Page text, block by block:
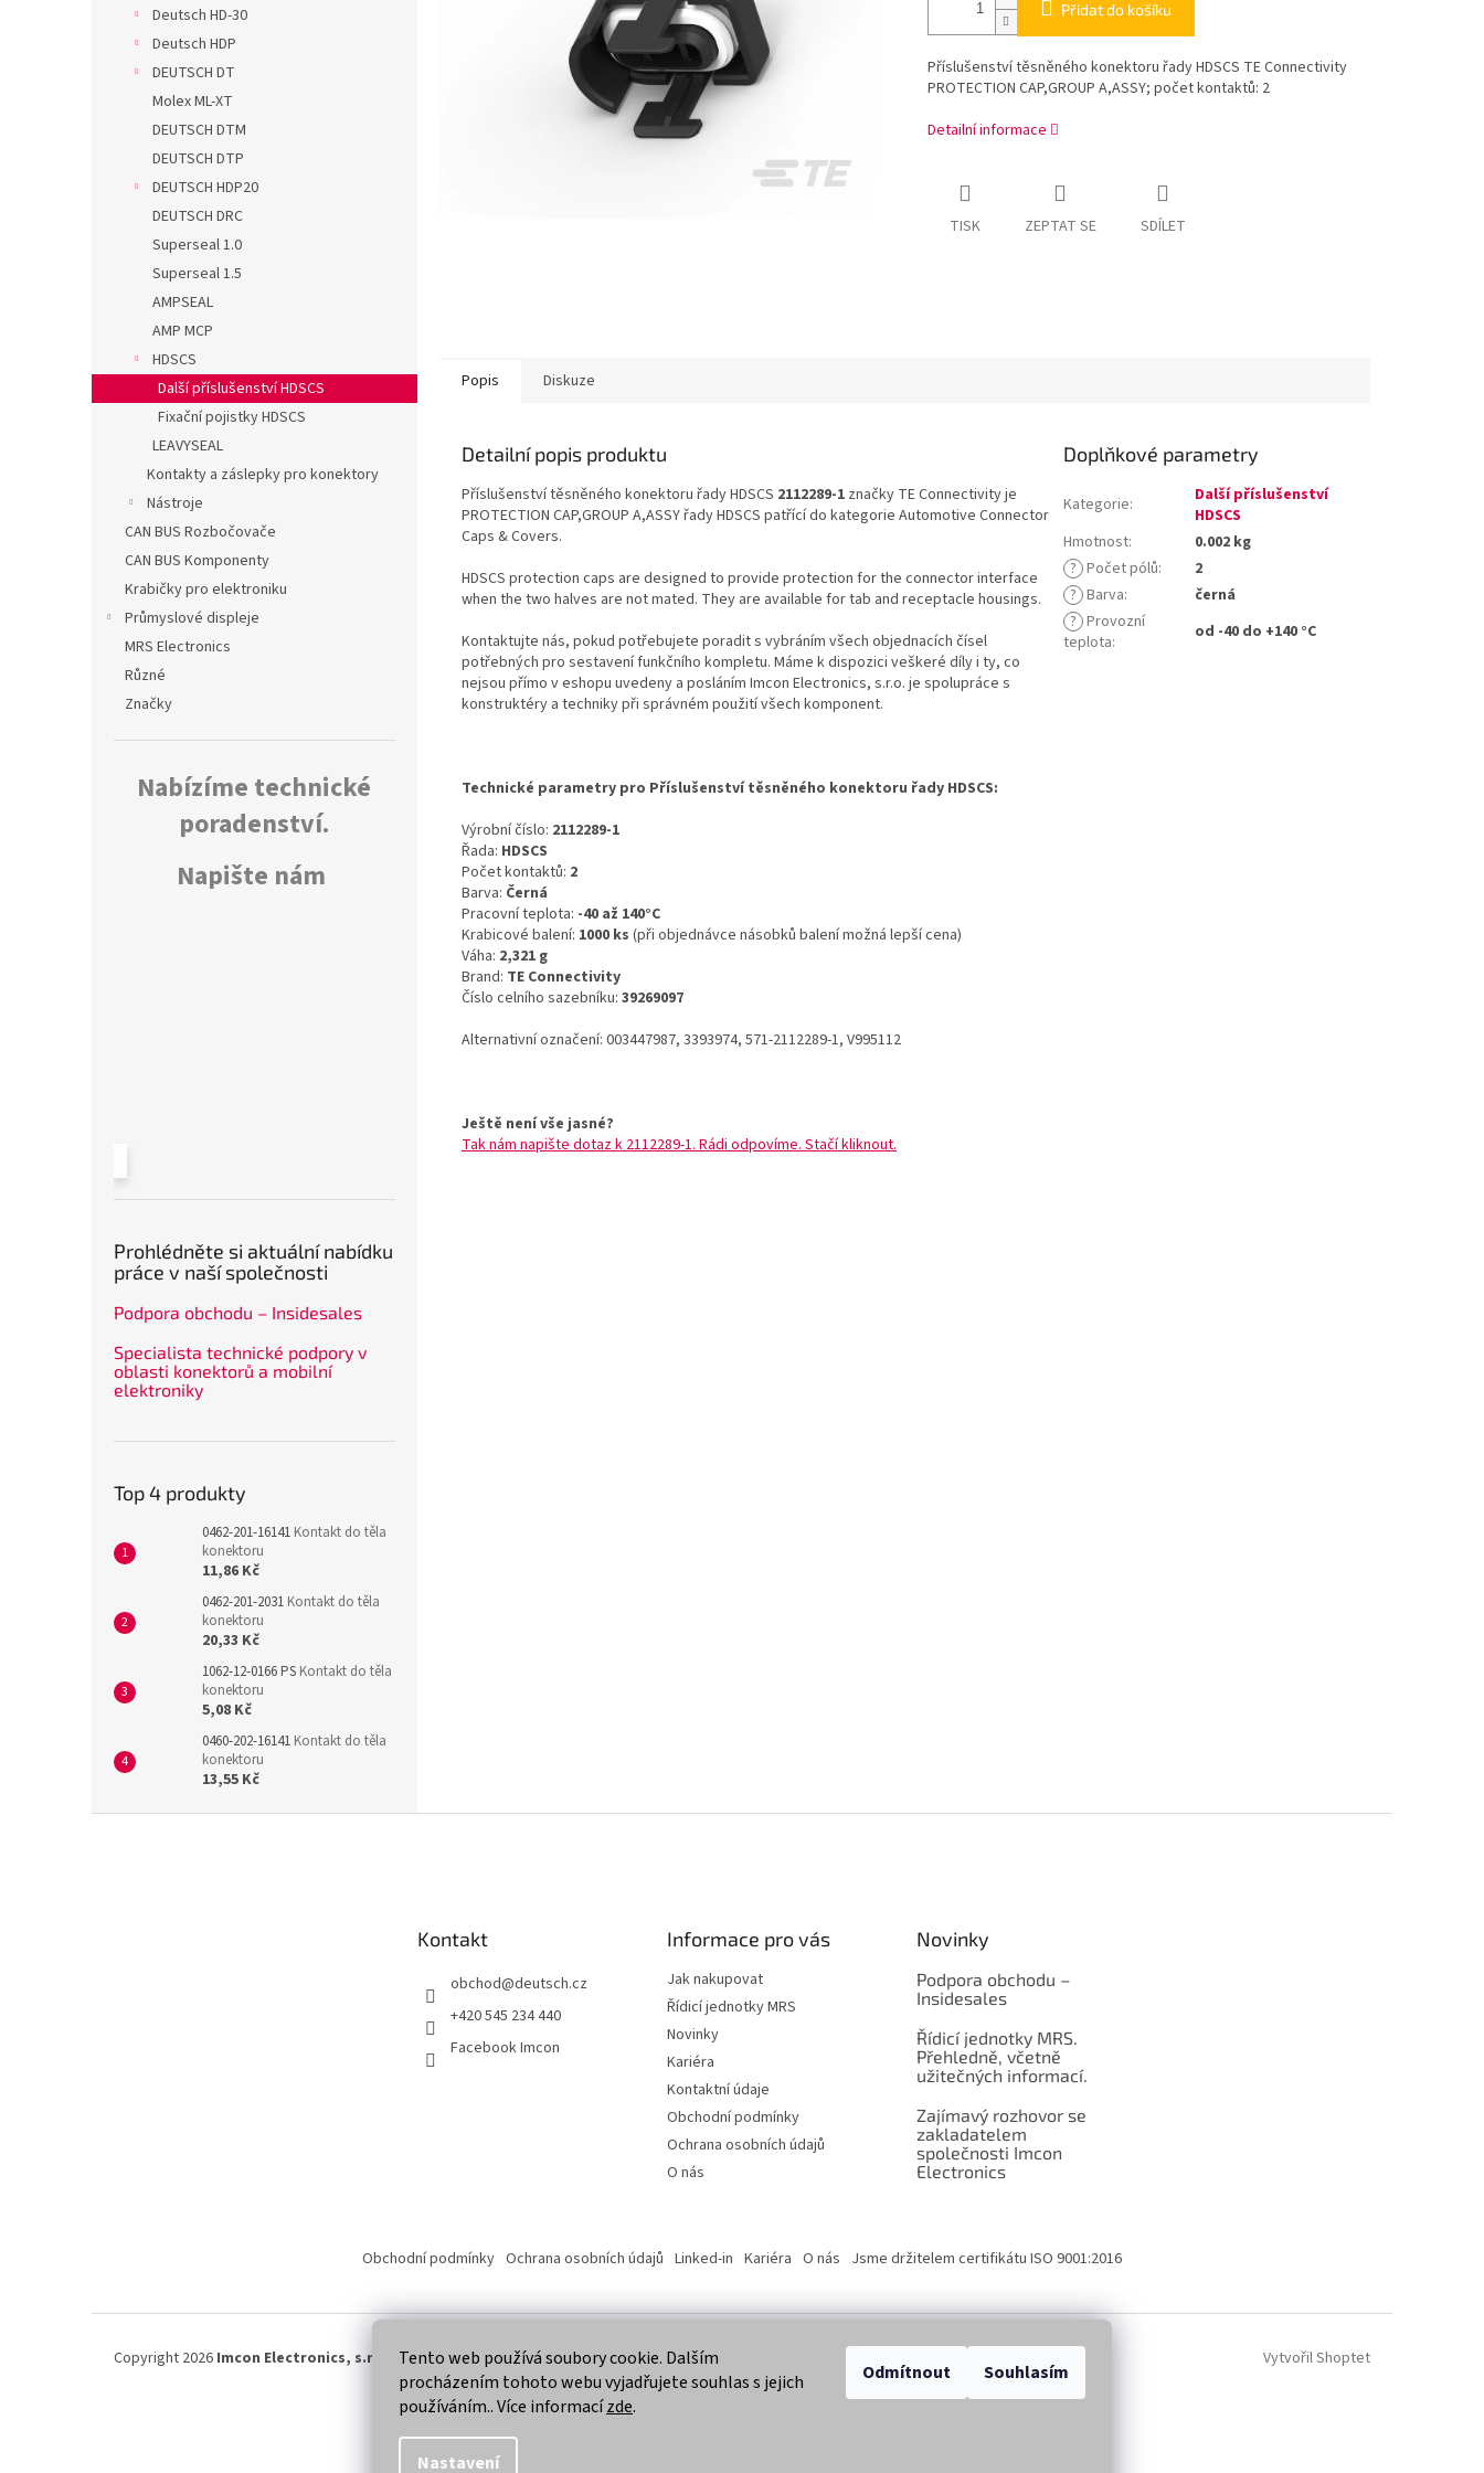
Tento web používá soubory cookie. Dalším
procházením tohoto webu vyjadřujete souhlas s jejich
používáním.. Více informacízde.
Nastavení
Odmítnout Souhlasím
Deutsch HD-30
Deutsch HDP
DEUTSCH DT
Molex ML-XT
DEUTSCH DTM
DEUTSCH DTP
DEUTSCH HDP20
DEUTSCH DRC
Superseal 1.0
Superseal 1.5
AMPSEAL
AMP MCP
HDSCS
Další příslušenství HDSCS
Fixační pojistky HDSCS
LEAVYSEAL
Kontakty a záslepky pro konektory
Nástroje
CAN BUS Rozbočovače
CAN BUS Komponenty
Krabičky pro elektroniku
Průmyslové displeje
MRS Electronics
Různé
Značky
Nabízíme technické
poradenství.
Napište nám
Prohlédněte si aktuální nabídku
práce v naší společnosti
Podpora obchodu – Insidesales
Specialista technické podpory v
oblasti konektorů a mobilní
elektroniky
Top 4 produkty
0462-201-16141 Kontakt do těla
konektoru
11,86 Kč
0462-201-2031 Kontakt do těla
konektoru
20,33 Kč
1062-12-0166 PS Kontakt do těla
konektoru
5,08 Kč
0460-202-16141 Kontakt do těla
konektoru
13,55 Kč
Přidat do košíku
Příslušenství těsněného konektoru řady HDSCS TE Connectivity
PROTECTION CAP,GROUP A,ASSY; počet kontaktů: 2
Detailní informace
TISK ZEPTAT SE SDÍLET
Popis Diskuze
Detailní popis produktu
Příslušenství těsněného konektoru řady HDSCS 2112289-1 značky TE Connectivity je
PROTECTION CAP,GROUP A,ASSY řady HDSCS patřící do kategorie Automotive Connector
Caps & Covers.
HDSCS protection caps are designed to provide protection for the connector interface
when the two halves are not mated. They are available for tab and receptacle housings.
Kontaktujte nás, pokud potřebujete poradit s vybráním všech objednacích čísel
potřebných pro sestavení funkčního kompletu. Máme k dispozici veškeré díly i ty, co
nejsou přímo v eshopu uvedeny a posláním Imcon Electronics, s.r.o. je spolupráce s
konstruktéry a techniky při správném použití všech komponent.
Technické parametry pro Příslušenství těsněného konektoru řady HDSCS:
Výrobní číslo: 2112289-1
Řada: HDSCS
Počet kontaktů: 2
Barva: Černá
Pracovní teplota: -40 až 140°C
Krabicové balení: 1000 ks (při objednávce násobků balení možná lepší cena)
Váha: 2,321 g
Brand: TE Connectivity
Číslo celního sazebníku: 39269097
Alternativní označení: 003447987, 3393974, 571-2112289-1, V995112
Ještě není vše jasné?
Tak nám napište dotaz k 2112289-1. Rádi odpovíme. Stačí kliknout.
Doplňkové parametry
Kategorie:
Další příslušenství
HDSCS
Hmotnost:
0.002 kg
? Počet pólů:
2
? Barva:
černá
? Provozní
teplota: od -40 do +140 °C
Kontakt
obchod@deutsch.cz
+420 545 234 440
Facebook Imcon
Informace pro vás
Jak nakupovat
Řídicí jednotky MRS
Novinky
Kariéra
Kontaktní údaje
Obchodní podmínky
Ochrana osobních údajů
O nás
Novinky
Podpora obchodu –
Insidesales
Řídicí jednotky MRS.
Přehledně, včetně
užitečných informací.
Zajímavý rozhovor se
zakladatelem
společnosti Imcon
Electronics
Obchodní podmínky Ochrana osobních údajů Linked-in Kariéra O nás Jsme držitelem certifikátu ISO 9001:2016
Vytvořil Shoptet
Copyright 2026 Imcon Electronics, s.r.o. . Všechna práva vyhrazena.